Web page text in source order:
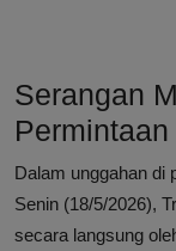
Serangan
Dalam unggahan di
Senin (18/5/2026),
secara langsung